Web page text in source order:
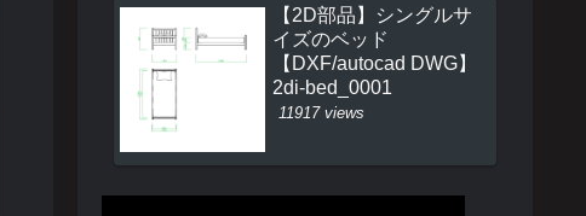
【2D部品】シングルサ
イズのベッド
【DXF/autocad DWG】
2di-bed_0001
11917 views